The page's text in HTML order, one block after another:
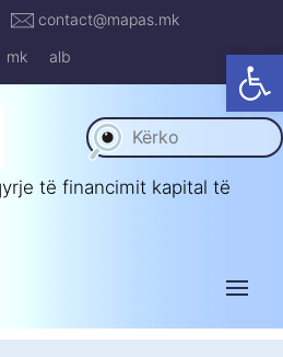
contact@mapas.mk
mk
alb
të financimit kapital të